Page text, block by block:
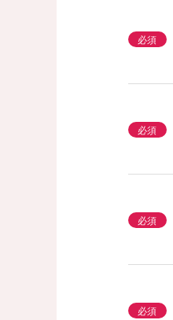
必須
必須
必須
必須